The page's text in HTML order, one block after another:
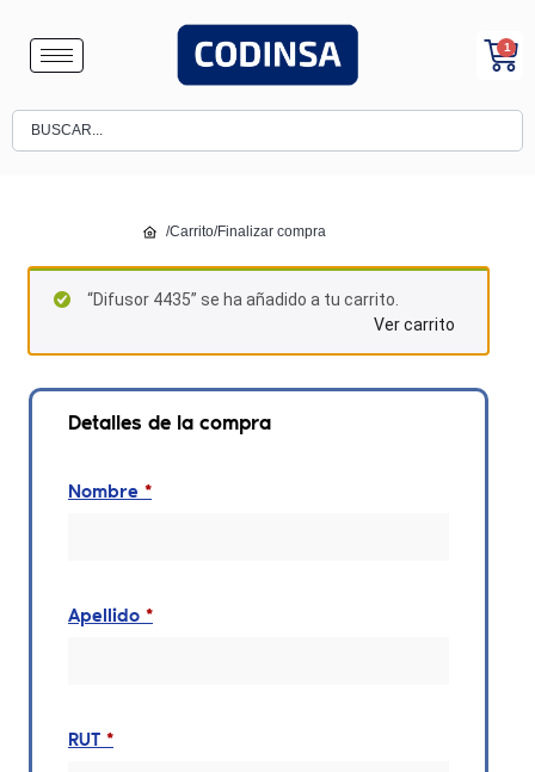
1
/Carrito/Finalizar compra
“Difusor 4435” se ha añadido a tu carrito.
Ver carrito
Detalles de la compra
Nombre *
Apellido *
RUT *